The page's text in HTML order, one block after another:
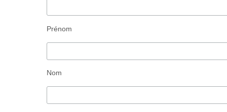
Prénom
Nom